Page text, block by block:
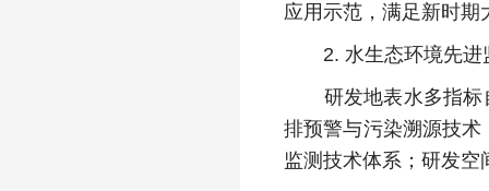
应用示范，满足新时期
2. 水生态环境先进
研发地表水多指标自
排预警与污染溯源技
监测技术体系；研发